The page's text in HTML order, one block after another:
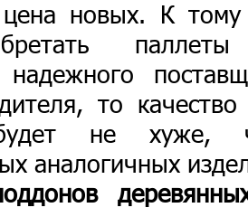
цена новых. К
то
не хуже,
аналогичных